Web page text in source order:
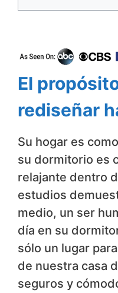
El
rediseñar
Su hogar es
su dormitorio es
relajante dentro
estudios
medio, un ser
día en su
sólo un lugar
de nuestra casa
seguros y